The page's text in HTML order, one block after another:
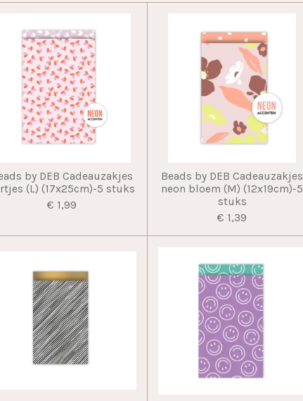
by DEB Cadeauzakjes
(L) (17x25cm)-5 stuks
€ 1,99
Beads by DEB Cadeauzakjes
neon bloem (M) (12x19cm)-5
stuks
€ 1,39